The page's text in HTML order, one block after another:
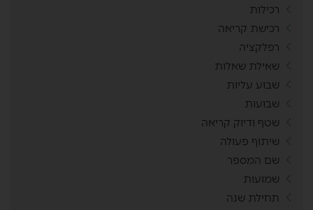
רכילות
רכישת קריאה
רפלקציה
שאילת שאלות
שבוע עליות
שבועות
שטף ודיוק קריאה
שיתוף פעולה
שם המספר
שמועות
תחילת שנה